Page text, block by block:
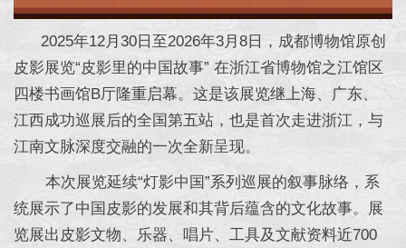
2025年12月30日至2026年3月8日，成都博物馆原创
皮影展览“皮影里的中国故事” 在浙江省博物馆之江馆区
四楼书画馆B厅隆重启幕。这是该展览继上海、广东、
江西成功巡展后的全国第五站，也是首次走进浙江，与
江南文脉深度交融的一次全新呈现。
本次展览延续“灯影中国”系列巡展的叙事脉络，系
统展示了中国皮影的发展和其背后蕴含的文化故事。展
览展出皮影文物、乐器、唱片、工具及文献资料近700